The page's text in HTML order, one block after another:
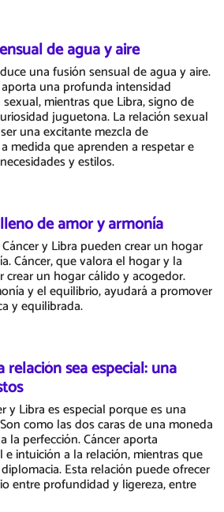
de agua y aire
una fusión sensual de agua y aire.
una profunda intensidad
mientras que Libra, signo de
juguetona. La relación sexual
una excitante mezcla de
medida que aprenden a respetar e
y estilos.
de amor y armonía
y Libra pueden crear un hogar
Cáncer, que valora el hogar y la
crear un hogar cálido y acogedor.
y el equilibrio, ayudará a promover
y equilibrada.
relación sea especial: una
y Libra es especial porque es una
como las dos caras de una moneda
la perfección. Cáncer aporta
intuición a la relación, mientras que
Esta relación puede ofrecer
entre profundidad y ligereza, entre